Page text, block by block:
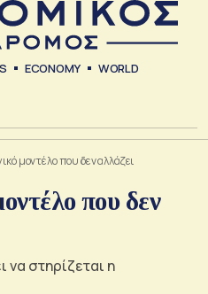
ECONOMY WORLD
μοντέλο που δεν αλλάζει
που δεν
να στηρίζεται η